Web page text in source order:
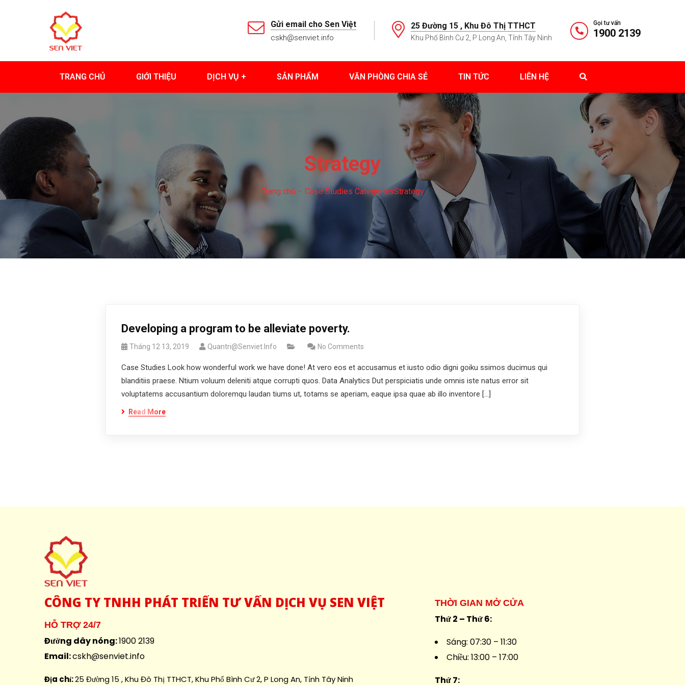
Gửi email cho Sen Việt
cskh@senviet.info
25 Đường 15 , Khu Đô Thị TTHCT
Khu Phố Bình Cư 2, P Long An, Tỉnh Tây Ninh
Gọi tư vấn
1900 2139
TRANG CHỦ GIỚI THIỆU DỊCH VỤ SẢN PHẨM VĂN PHÒNG CHIA SẺ TIN TỨC LIÊN HỆ
Strategy
Trang chủ Case Studies CategoriesStrategy
Developing a program to be alleviate poverty.
Tháng 12 13, 2019 Quantri@senviet.info No Comments
Case Studies Look how wonderful work we have done! At vero eos et accusamus et iusto odio digni goiku ssimos ducimus qui
blanditiis praese. Ntium voluum deleniti atque corrupti quos. Data Analytics Dut perspiciatis unde omnis iste natus error sit
voluptatems accusantium doloremqu laudan tiums ut, totams se aperiam, eaque ipsa quae ab illo inventore […]
Read More
CÔNG TY TNHH PHÁT TRIỂN TƯ VẤN DỊCH VỤ SEN VIỆT
HỖ TRỢ 24/7
Đường dây nóng:1900 2139
Email:cskh@senviet.info
Địa chỉ:25 Đường 15 , Khu Đô Thị TTHCT, Khu Phố Bình Cư 2, P Long An, Tỉnh Tây Ninh
THỜI GIAN MỞ CỬA
Thứ 2 – Thứ 6:
Sáng: 07:30 – 11:30
Chiều: 13:00 – 17:00
Thứ 7: